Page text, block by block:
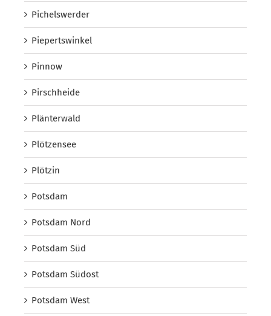
Pichelswerder
Piepertswinkel
Pinnow
Pirschheide
Plänterwald
Plötzensee
Plötzin
Potsdam
Potsdam Nord
Potsdam Süd
Potsdam Südost
Potsdam West